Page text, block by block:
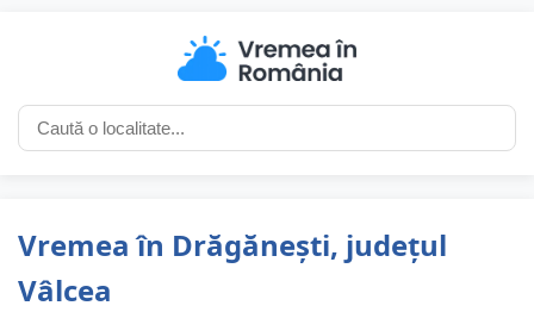
Vremea în Drăgănești, județul
Vâlcea